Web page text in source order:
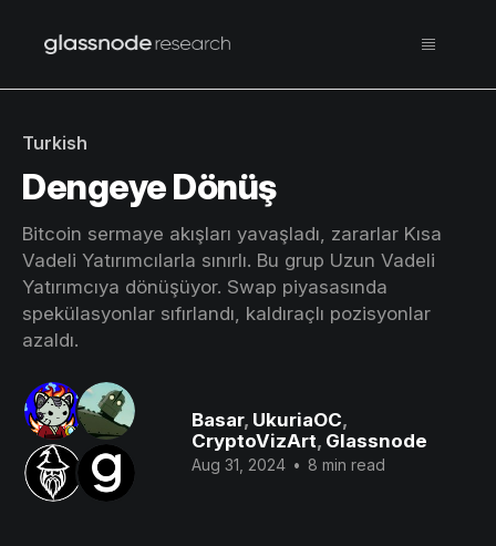
Turkish
Dengeye Dönüş
Bitcoin sermaye akışları yavaşladı, zararlar Kısa
Vadeli Yatırımcılarla sınırlı. Bu grup Uzun Vadeli
Yatırımcıya dönüşüyor. Swap piyasasında
spekülasyonlar sıfırlandı, kaldıraçlı pozisyonlar
azaldı.
Basar, UkuriaOC,
CryptoVizArt, Glassnode
Aug 31, 2024 • 8 min read